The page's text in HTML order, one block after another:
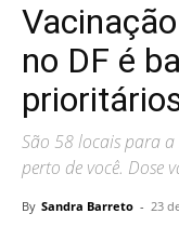
no DF é
São 58 locais para
perto de você. Dose
By Sandra Barreto - 23